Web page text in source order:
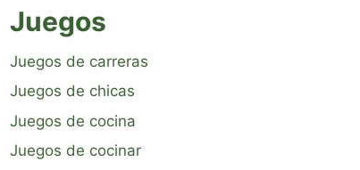
Juegos
Juegos de carreras
Juegos de chicas
Juegos de cocina
Juegos de cocinar